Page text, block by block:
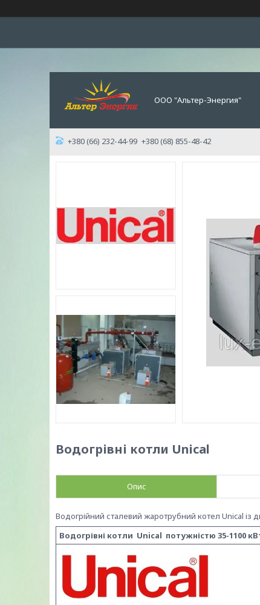
ООО "Альтер-Энергия"
+380 (66) 232-44-99 +380 (68) 855-48-42
Водогрівні котли Unical
Опис
Водогрійний сталевий жаротрубний котел Unical
Водогрівні котли Unical потужністю 35-1100